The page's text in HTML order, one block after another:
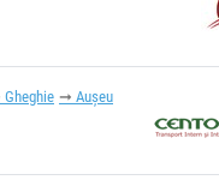
Gheghie
Aușeu